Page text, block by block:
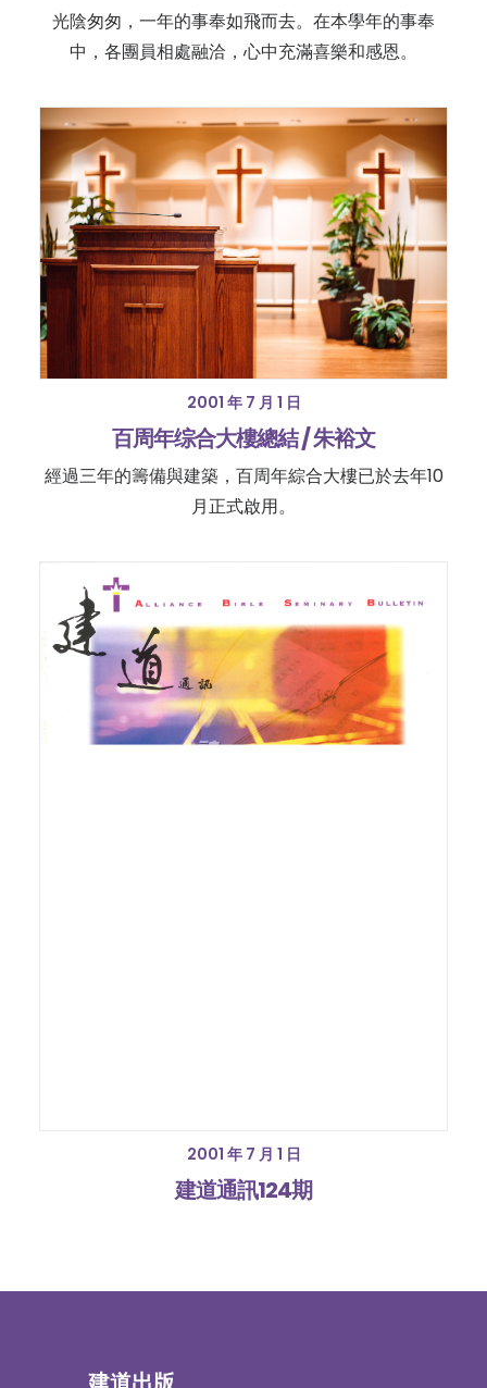
光陰匆匆，一年的事奉如飛而去。在本學年的事奉
中，各團員相處融洽，心中充滿喜樂和感恩。
2001 年 7 月 1 日
百周年综合大樓總結 / 朱裕文
經過三年的籌備與建築，百周年綜合大樓已於去年10
月正式啟用。
2001 年 7 月 1 日
建道通訊124期
建道出版